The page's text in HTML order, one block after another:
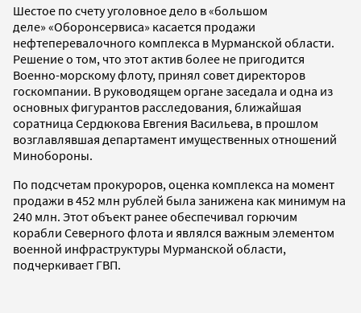
Шестое по счету уголовное дело в «большом
деле» «Оборонсервиса» касается продажи
нефтеперевалочного комплекса в Мурманской области.
Решение о том, что этот актив более не пригодится
Военно-морскому флоту, принял совет директоров
госкомпании. В руководящем органе заседала и одна из
основных фигурантов расследования, ближайшая
соратница Сердюкова Евгения Васильева, в прошлом
возглавлявшая департамент имущественных отношений
Минобороны.
По подсчетам прокуроров, оценка комплекса на момент
продажи в 452 млн рублей была занижена как минимум на
240 млн. Этот объект ранее обеспечивал горючим
корабли Северного флота и являлся важным элементом
военной инфраструктуры Мурманской области,
подчеркивает ГВП.